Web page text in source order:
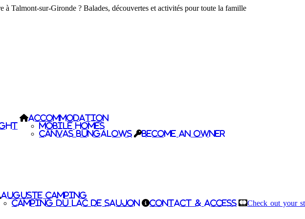
à Talmont-sur-Gironde ? Balades, découvertes et activités pour toute la famille
Accommodation
Mobile homes
Canvas bungalows
Become an owner
Auguste camping
Camping du Lac de Saujon
Contact & Access Check out your